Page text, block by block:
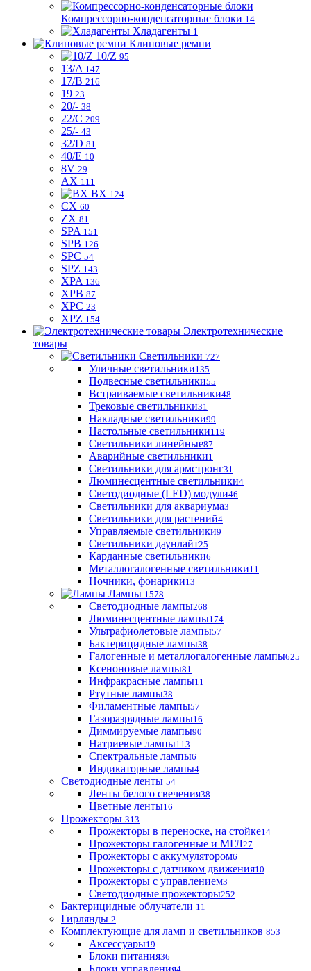
Компрессорно-конденсаторные блоки 14
Хладагенты 1
Клиновые ремни
10/Z 95
13/A 147
17/B 216
19 23
20/- 38
22/C 209
25/- 43
32/D 81
40/E 10
8V 29
AX 111
BX 124
CX 60
ZX 81
SPA 151
SPB 126
SPC 54
SPZ 143
XPA 136
XPB 87
XPC 23
XPZ 154
Электротехнические
товары
Светильники 727
Уличные светильники135
Подвесные светильники55
Встраиваемые светильники48
Трековые светильники31
Накладные светильники99
Настольные светильники119
Светильники линейные87
Аварийные светильники1
Светильники для армстронг31
Люминесцентные светильники4
Светодиодные (LED) модули46
Светильники для аквариума3
Светильники для растений4
Управляемые светильники9
Светильники даунлайт25
Карданные светильники6
Металлогалогенные светильники11
Ночники, фонарики13
Лампы 1578
Светодиодные лампы268
Люминесцентные лампы174
Ультрафиолетовые лампы57
Бактерицидные лампы38
Галогенные и металлогалогенные лампы625
Ксеноновые лампы81
Инфракрасные лампы11
Ртутные лампы38
Филаментные лампы57
Газоразрядные лампы16
Диммируемые лампы90
Натриевые лампы113
Спектральные лампы6
Индикаторные лампы4
Светодиодные ленты 54
Ленты белого свечения38
Цветные ленты16
Прожекторы 313
Прожекторы в переноске, на стойке14
Прожекторы галогенные и МГЛ27
Прожекторы с аккумулятором6
Прожекторы с датчиком движения10
Прожекторы с управлением3
Светодиодные прожекторы252
Бактерицидные облучатели 11
Гирлянды 2
Комплектующие для ламп и светильников 853
Аксессуары19
Блоки питания36
Блоки управления